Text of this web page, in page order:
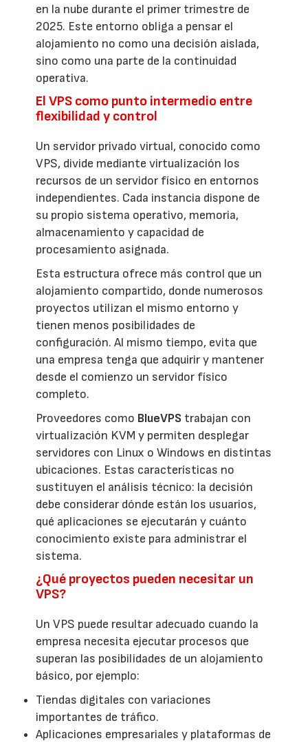
en la nube durante el primer trimestre de
2025. Este entorno obliga a pensar el
alojamiento no como una decisión aislada,
sino como una parte de la continuidad
operativa.
El VPS como punto intermedio entre
flexibilidad y control
Un servidor privado virtual, conocido como
VPS, divide mediante virtualización los
recursos de un servidor físico en entornos
independientes. Cada instancia dispone de
su propio sistema operativo, memoria,
almacenamiento y capacidad de
procesamiento asignada.
Esta estructura ofrece más control que un
alojamiento compartido, donde numerosos
proyectos utilizan el mismo entorno y
tienen menos posibilidades de
configuración. Al mismo tiempo, evita que
una empresa tenga que adquirir y mantener
desde el comienzo un servidor físico
completo.
Proveedores como BlueVPS trabajan con
virtualización KVM y permiten desplegar
servidores con Linux o Windows en distintas
ubicaciones. Estas características no
sustituyen el análisis técnico: la decisión
debe considerar dónde están los usuarios,
qué aplicaciones se ejecutarán y cuánto
conocimiento existe para administrar el
sistema.
¿Qué proyectos pueden necesitar un
VPS?
Un VPS puede resultar adecuado cuando la
empresa necesita ejecutar procesos que
superan las posibilidades de un alojamiento
básico, por ejemplo:
Tiendas digitales con variaciones
importantes de tráfico.
Aplicaciones empresariales y plataformas de